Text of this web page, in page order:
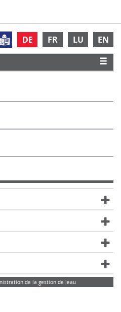
DE FR LU EN
de la gestion de leau